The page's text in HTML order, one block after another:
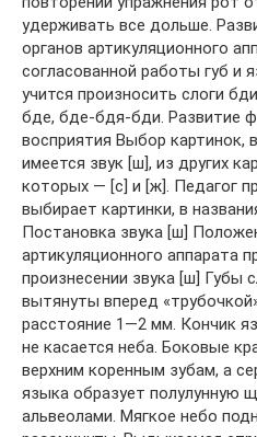
удерживать все дольше.
органов артикуляционного
согласованной работы губ и
учится произносить слоги
бде, бде-бдя-бди. Развитие
восприятия Выбор картинок,
имеется звук [ш], из других
которых — [с] и [ж]. Педагог
выбирает картинки, в
Постановка звука [ш]
артикуляционного аппарата
произнесении звука [ш] Губы
вытянуты вперед
расстояние 1—2 мм. Кончик
не касается неба. Боковые
верхним коренным зубам, а
языка образует полулунную
альвеолами. Мягкое небо